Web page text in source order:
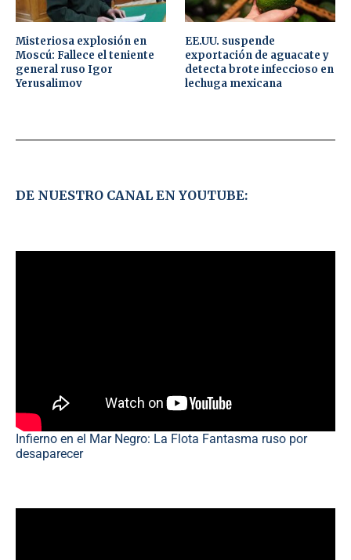
Misteriosa explosión en
Moscú: Fallece el teniente
general ruso Igor
Yerusalimov
EE.UU. suspende
exportación de aguacate y
detecta brote infeccioso en
lechuga mexicana
DE NUESTRO CANAL EN YOUTUBE:
Infierno en el Mar Negro: La Flota Fantasma ruso por
desaparecer